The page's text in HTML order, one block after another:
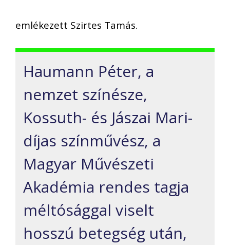
emlékezett Szirtes Tamás.
Haumann Péter, a
nemzet színésze,
Kossuth- és Jászai Mari-
díjas színművész, a
Magyar Művészeti
Akadémia rendes tagja
méltósággal viselt
hosszú betegség után,